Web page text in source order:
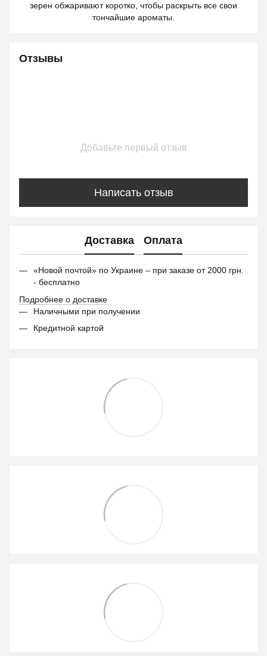
зерен обжаривают коротко, чтобы раскрыть все свои
тончайшие ароматы.
Отзывы
Добавьте первый отзыв
Написать отзыв
Доставка Оплата
«Новой почтой» по Украине – при заказе от 2000 грн.
- бесплатно
Подробнее о доставке
Наличными при получении
Кредитной картой